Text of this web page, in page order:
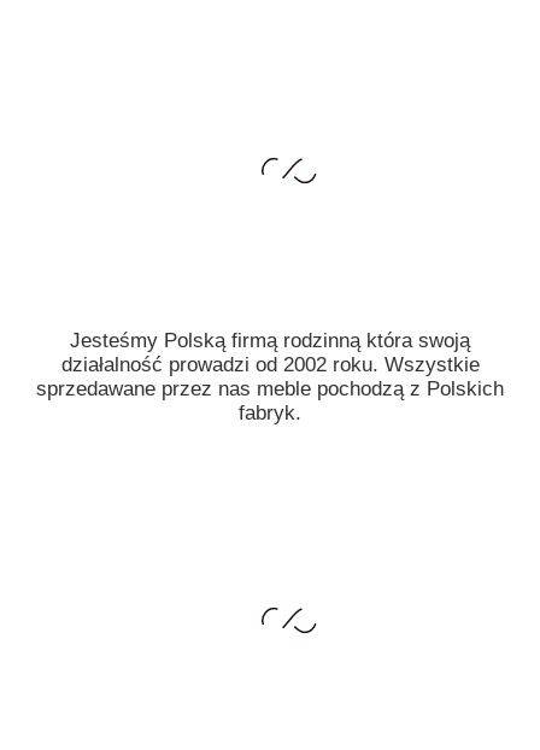
Jesteśmy Polską firmą rodzinną która swoją
działalność prowadzi od 2002 roku. Wszystkie
sprzedawane przez nas meble pochodzą z Polskich
fabryk.